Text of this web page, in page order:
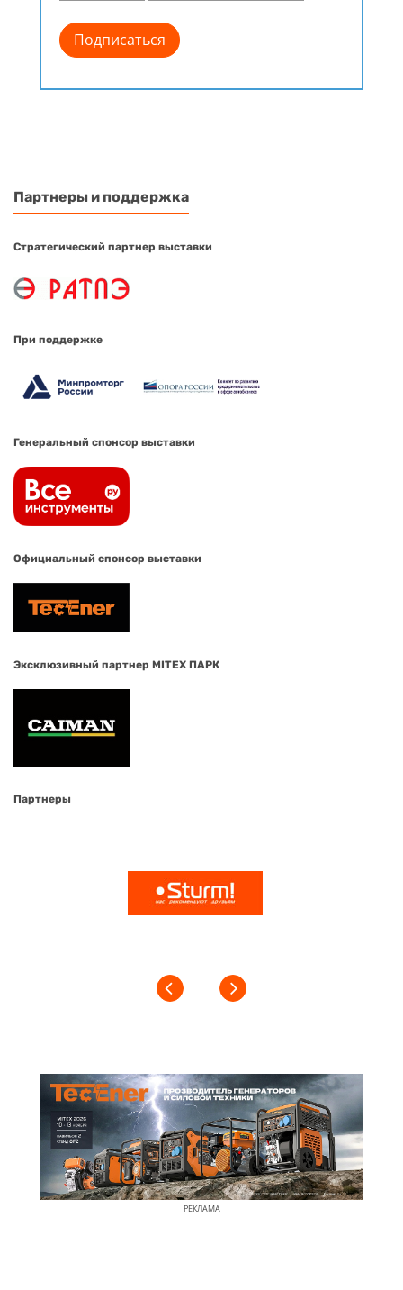
Партнеры и поддержка
Стратегический партнер выставки
При поддержке
Генеральный спонсор выставки
Официальный спонсор выставки
Эксклюзивный партнер MITEX ПАРК
Партнеры
РЕКЛАМА